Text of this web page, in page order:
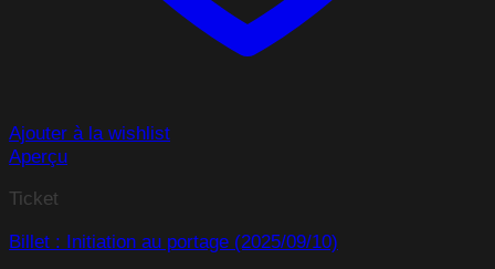
Ajouter à la wishlist
Aperçu
Ticket
Billet : Initiation au portage (2025/09/10)